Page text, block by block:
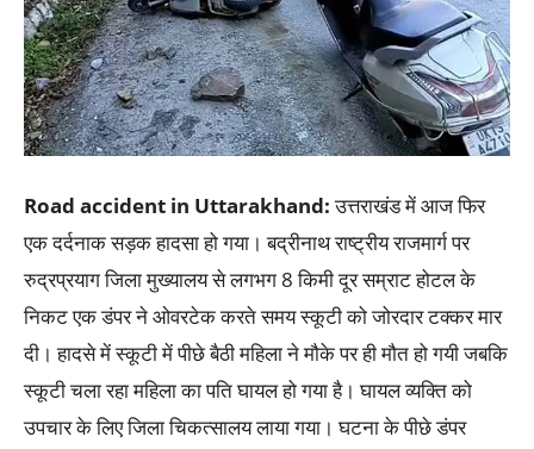
Road accident in Uttarakhand:उत्तराखंड में आज फिर
एक दर्दनाक सड़क हादसा हो गया। बद्रीनाथ राष्ट्रीय राजमार्ग पर
रुद्रप्रयाग जिला मुख्यालय से लगभग 8 किमी दूर सम्राट होटल के
निकट एक डंपर ने ओवरटेक करते समय स्कूटी को जोरदार टक्कर मार
दी। हादसे में स्कूटी में पीछे बैठी महिला ने मौके पर ही मौत हो गयी जबकि
स्कूटी चला रहा महिला का पति घायल हो गया है। घायल व्यक्ति को
उपचार के लिए जिला चिकत्सालय लाया गया। घटना के पीछे डंपर